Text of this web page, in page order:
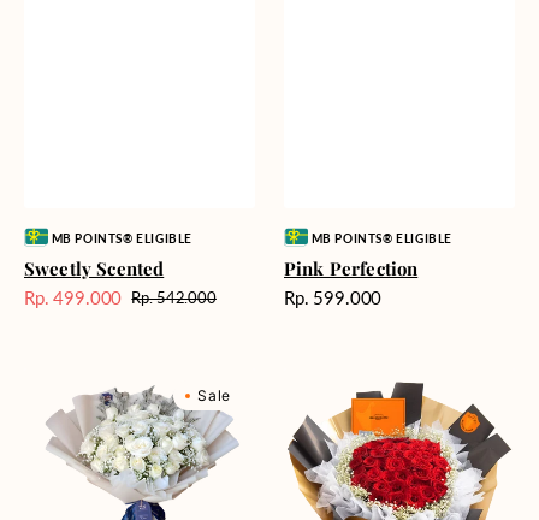
Vendor:MB POINTS® ELIGIBLE
Sweetly Scented
Harga
Rp. 499.000 Harga
Rp. 542.000
Vendor:MB POINTS® ELIGIBLE
Pink Perfection
Harga
Rp. 599.000
Wonderland
Sale